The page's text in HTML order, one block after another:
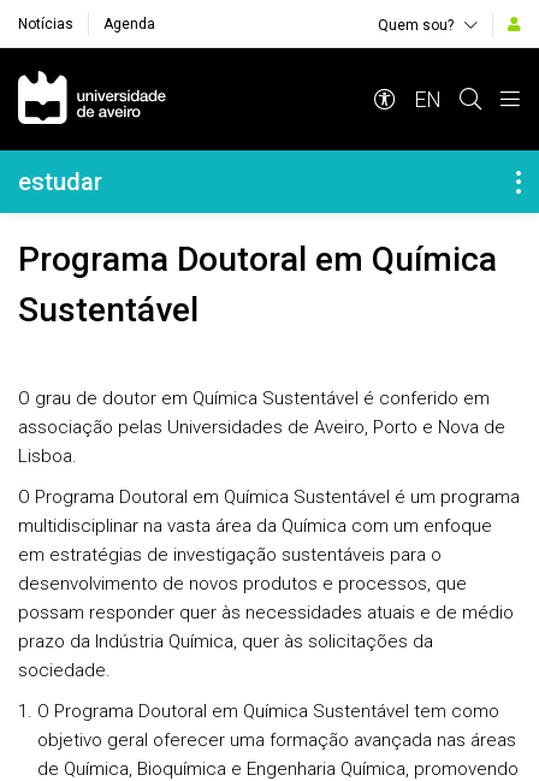
Notícias Agenda Quem sou?
Navegação Principal
EN
Navegação Lateral
estudar
Programa Doutoral em Química
Sustentável
O grau de doutor em Química Sustentável é conferido em
associação pelas Universidades de Aveiro, Porto e Nova de
Lisboa.
O Programa Doutoral em Química Sustentável é um programa
multidisciplinar na vasta área da Química com um enfoque
em estratégias de investigação sustentáveis para o
desenvolvimento de novos produtos e processos, que
possam responder quer às necessidades atuais e de médio
prazo da Indústria Química, quer às solicitações da
sociedade.
O Programa Doutoral em Química Sustentável tem como
objetivo geral oferecer uma formação avançada nas áreas
de Química, Bioquímica e Engenharia Química, promovendo